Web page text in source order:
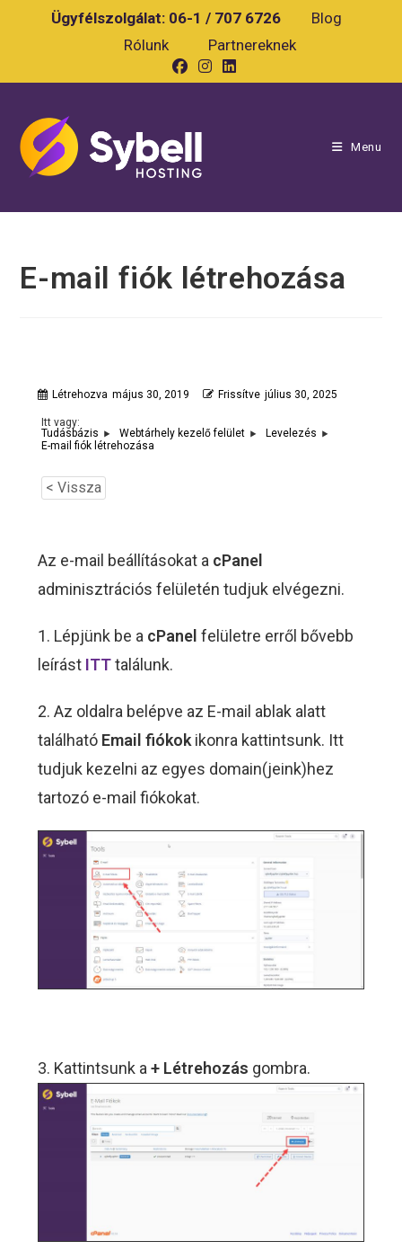
Ügyfélszolgálat: 06-1 / 707 6726
Blog
Rólunk
Partnereknek
Menu
E-mail fiók létrehozása
Létrehozva május 30, 2019 Frissítve július 30, 2025
Itt vagy:
Tudásbázis
Webtárhely kezelő felület
Levelezés
E-mail fiók létrehozása
< Vissza
Az e-mail beállításokat a cPanel
adminisztrációs felületén tudjuk elvégezni.
1. Lépjünk be a cPanel felületre erről bővebb
leírást ITT találunk.
2. Az oldalra belépve az E-mail ablak alatt
található Email fiókok ikonra kattintsunk. Itt
tudjuk kezelni az egyes domain(jeink)hez
tartozó e-mail fiókokat.
3. Kattintsunk a+ Létrehozás gombra.